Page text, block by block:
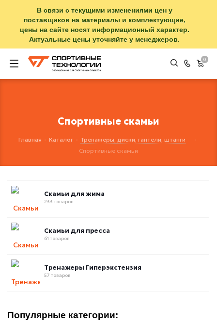
В связи с текущими изменениями цен у
поставщиков на материалы и комплектующие,
цены на сайте носят информационный характер.
Актуальные цены уточняйте у менеджеров.
0
Спортивные скамьи
Главная - Каталог - Тренажеры, диски, гантели, штанги
-
Спортивные скамьи
Скамьи для жима
233 товаров
Скамьи для пресса
61 товаров
Тренажеры Гиперэкстензия
57 товаров
Популярные категории: